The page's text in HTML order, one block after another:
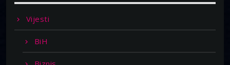
Vijesti
BiH